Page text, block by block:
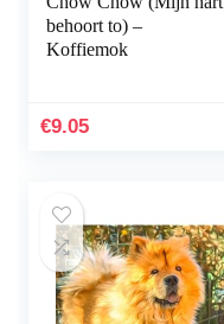
behoort to) –
Koffiemok
€9.05